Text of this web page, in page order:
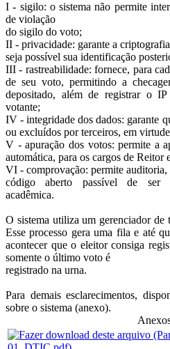
I - sigilo: o sistema não permite
de violação
do sigilo do voto;
II - privacidade: garante a
seja possível sua identificação
III - rastreabilidade: fornece, para
de seu voto, permitindo a
depositado, além de registrar o
votante;
IV - integridade dos dados: garante
ou excluídos por terceiros, em
V - apuração dos votos: permite a
automática, para os cargos de Reitor
VI - comprovação: permite
código aberto passível de ser
acadêmica.
O sistema utiliza um gerenciador de
Esse processo gera uma fila e até
acontecer que o eleitor consiga
somente o último voto é
registrado na urna.
Para demais esclarecimentos,
sobre o sistema (anexo).